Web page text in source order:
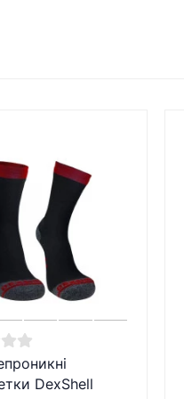
DexShell